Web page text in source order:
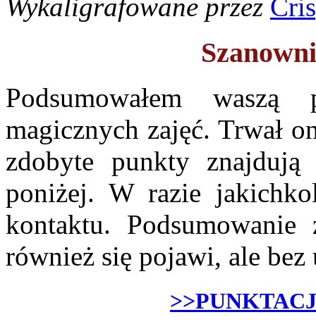
Wykaligrafowane przez
Podsumowałem
magicznych zajęć. Trwał
zdobyte punkty znajdują
poniżej. W razie
kontaktu.
również się pojawi, ale